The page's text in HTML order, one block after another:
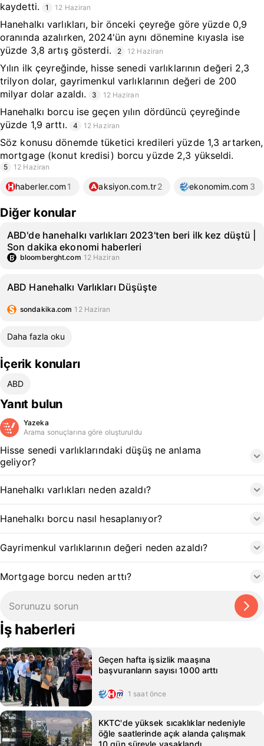
kaydetti.
1 12 Haziran
Hanehalkı varlıkları, bir önceki çeyreğe göre yüzde 0,9
oranında azalırken, 2024'ün aynı dönemine kıyasla ise
yüzde 3,8 artış gösterdi.
2 12 Haziran
Yılın ilk çeyreğinde, hisse senedi varlıklarının değeri 2,3
trilyon dolar, gayrimenkul varlıklarının değeri de 200
milyar dolar azaldı.
3 12 Haziran
Hanehalkı borcu ise geçen yılın dördüncü çeyreğinde
yüzde 1,9 arttı.
4 12 Haziran
Söz konusu dönemde tüketici kredileri yüzde 1,3 artarken,
mortgage (konut kredisi) borcu yüzde 2,3 yükseldi.
5 12 Haziran
haberler.com 1 aksiyon.com.tr2 ekonomim.com 3
Diğer konular
ABD'de hanehalkı varlıkları 2023'ten beri ilk kez düştü |
Son dakika ekonomi haberleri
bloomberght.com 12 Haziran
ABD Hanehalkı Varlıkları Düşüşte
sondakika.com 12 Haziran
Daha fazla oku
İçerik konuları
ABD
Yanıt bulun
Yazeka
Arama sonuçlarına göre oluşturuldu
Hisse senedi varlıklarındaki düşüş ne anlama
geliyor?
Hanehalkı varlıkları neden azaldı?
Hanehalkı borcu nasıl hesaplanıyor?
Gayrimenkul varlıklarının değeri neden azaldı?
Mortgage borcu neden arttı?
İş haberleri
Geçen hafta işsizlik maaşına
başvuranların sayısı 1000 arttı
1 saat önce
KKTC'de yüksek sıcaklıklar nedeniyle
öğle saatlerinde açık alanda çalışmak
10 gün süreyle yasaklandı